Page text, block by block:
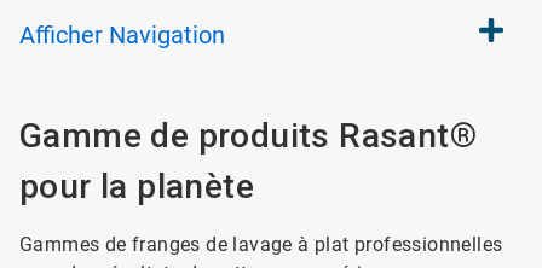
Afficher Navigation
Gamme de produits Rasant®
pour la planète
Gammes de franges de lavage à plat professionnelles